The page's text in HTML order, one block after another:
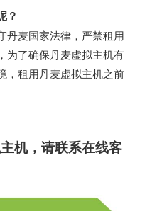
？
丹麦国家法律，严禁租用
为了确保丹麦虚拟主机有
，租用丹麦虚拟主机之前
机，请联系在线客